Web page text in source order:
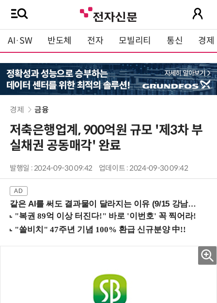
AI·SW 반도체 전자 모빌리티 통신 경제
경제 금융
저축은행업계, 900억원 규모 '제3차 부
실채권 공동매각' 완료
발행일 : 2024-09-30 09:42 업데이트 : 2024-09-30 09:42
같은 AI를 써도 결과물이 달라지는 이유 (9/15 강남역)